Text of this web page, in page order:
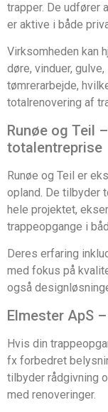
trapper. De udfører
er aktive i både
Virksomheden kan
døre, vinduer,
tømrerarbejde,
totalrenovering af
Runøe og Teil
totalentreprise
Runøe og Teil er
opland. De tilbyder
hele projektet,
trappeopgange i
Deres erfaring
med fokus på
også
Elmester ApS
Hvis din
fx forbedret
tilbyder rådgivning
med renoveringer.